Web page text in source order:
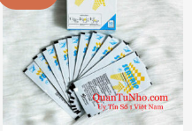
biến
thể.
Các
tùy
chọn
có
thể